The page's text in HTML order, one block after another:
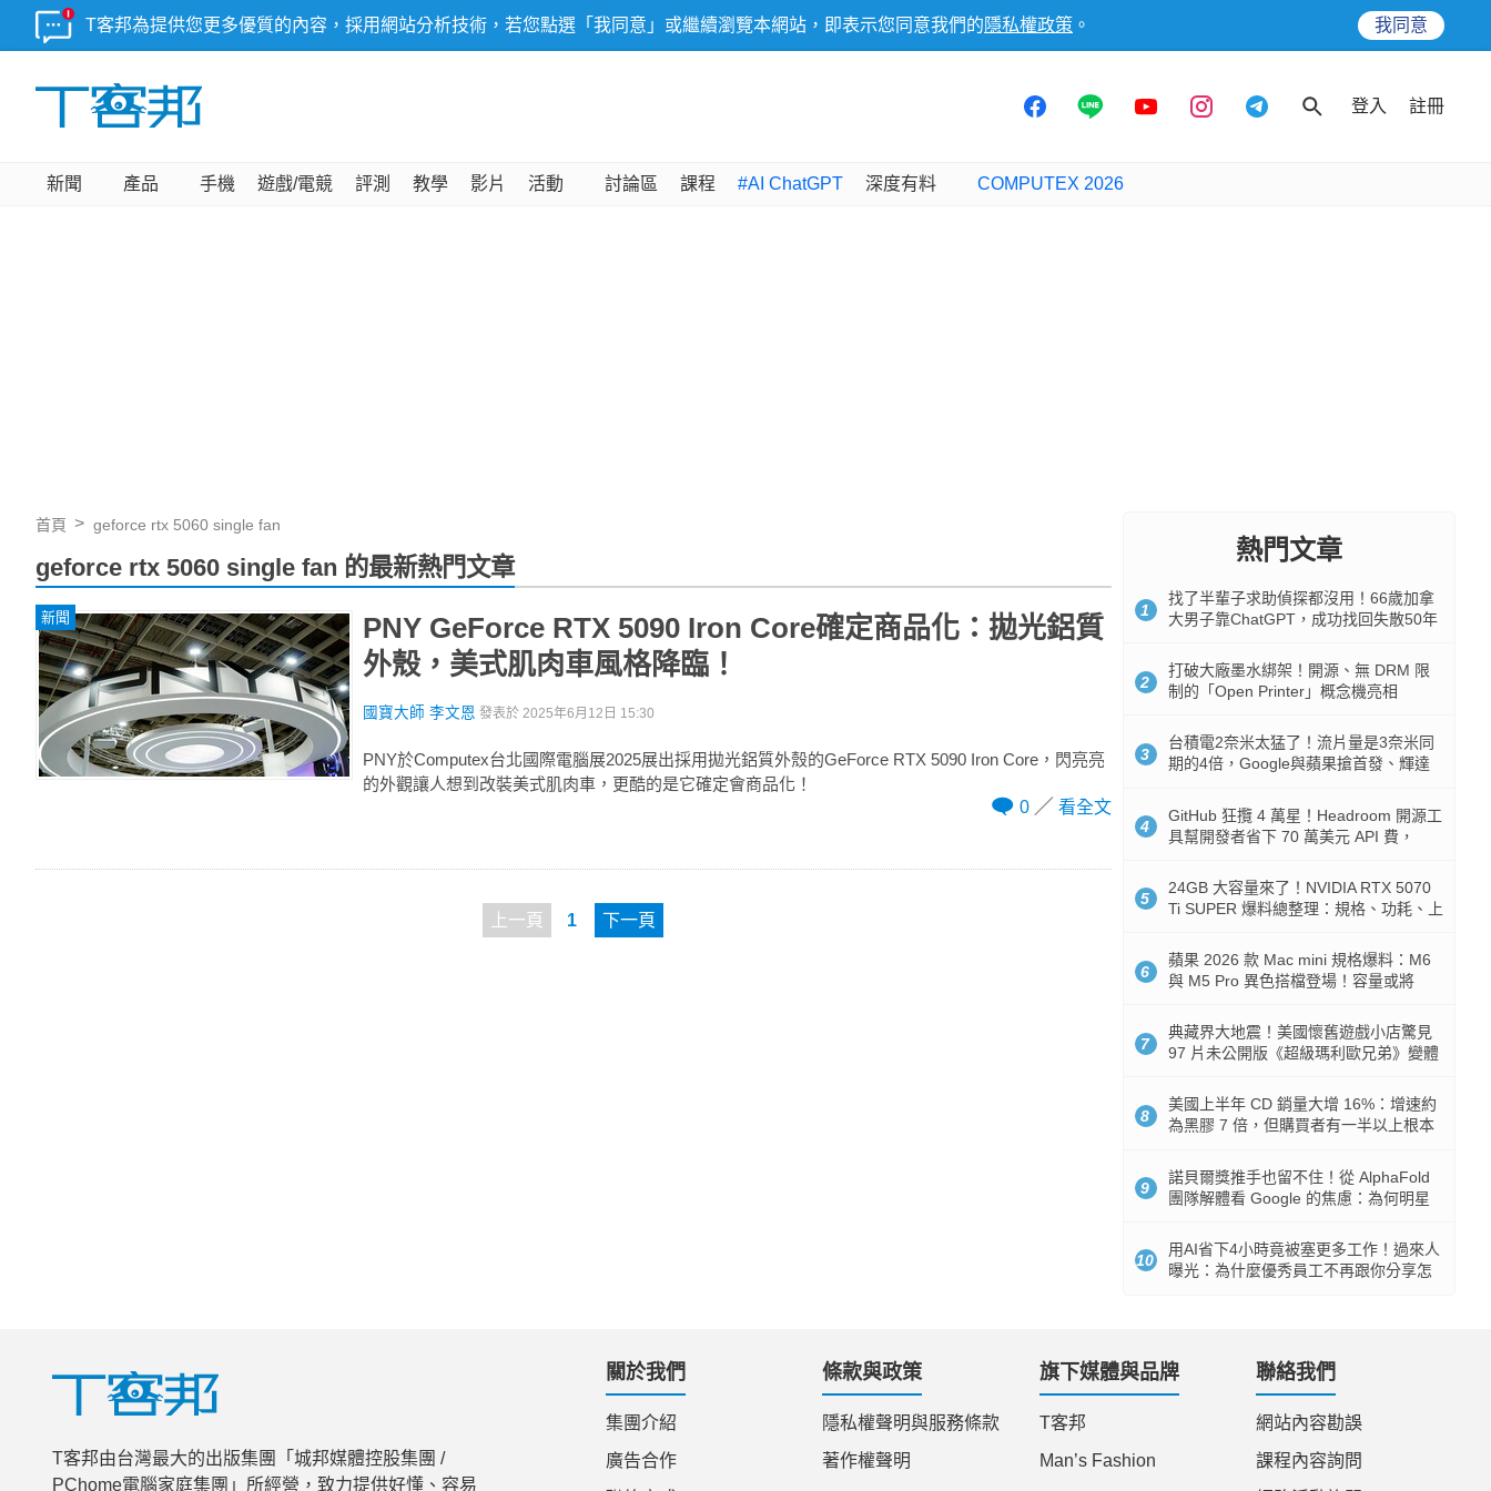
T客邦為提供您更多優質的內容，採用網站分析技術，若您點選「我同意」或繼續瀏覽本網站，即表示您同意我們的 隱私權政策 。 我同意
登入 註冊
新聞 產品 手機 遊戲/電競 評測 教學 影片 活動 討論區 課程 #AI ChatGPT 深度有料 COMPUTEX 2026
首頁 geforce rtx 5060 single fan
geforce rtx 5060 single fan 的最新熱門文章
新聞
PNY GeForce RTX 5090 Iron Core確定商品化：拋光鋁質
外殼，美式肌肉車風格降臨！
國寶大師 李文恩 發表於 2025年6月12日 15:30
PNY於Computex台北國際電腦展2025展出採用拋光鋁質外殼的GeForce RTX 5090 Iron Core，閃亮亮
的外觀讓人想到改裝美式肌肉車，更酷的是它確定會商品化！
0
看全文
上一頁 1 下一頁
熱門文章
1
找了半輩子求助偵探都沒用！66歲加拿
大男子靠ChatGPT，成功找回失散50年
2
打破大廠墨水綁架！開源、無 DRM 限
制的「Open Printer」概念機亮相
3
台積電2奈米太猛了！流片量是3奈米同
期的4倍，Google與蘋果搶首發、輝達
4
GitHub 狂攬 4 萬星！Headroom 開源工
具幫開發者省下 70 萬美元 API 費，
5
24GB 大容量來了！NVIDIA RTX 5070
Ti SUPER 爆料總整理：規格、功耗、上
6
蘋果 2026 款 Mac mini 規格爆料：M6
與 M5 Pro 異色搭檔登場！容量或將
7
典藏界大地震！美國懷舊遊戲小店驚見
97 片未公開版《超級瑪利歐兄弟》變體
8
美國上半年 CD 銷量大增 16%：增速約
為黑膠 7 倍，但購買者有一半以上根本
9
諾貝爾獎推手也留不住！從 AlphaFold
團隊解體看 Google 的焦慮：為何明星
10
用AI省下4小時竟被塞更多工作！過來人
曝光：為什麼優秀員工不再跟你分享怎
T客邦由台灣最大的出版集團「城邦媒體控股集團 /
PChome電腦家庭集團」所經營，致力提供好懂、容易
關於我們
集團介紹
廣告合作
條款與政策
隱私權聲明與服務條款
著作權聲明
旗下媒體與品牌
T客邦
Man’s Fashion
聯絡我們
網站內容勘誤
課程內容詢問